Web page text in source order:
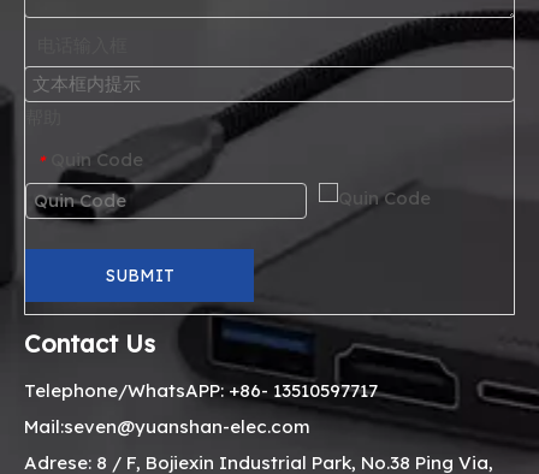
*
Quin Code
SUBMIT
Contact Us
Telephone/WhatsAPP: +86- 13510597717
Mail:seven@yuanshan-elec.com
Adrese: 8 / F, Bojiexin Industrial Park, No.38 Ping Via,